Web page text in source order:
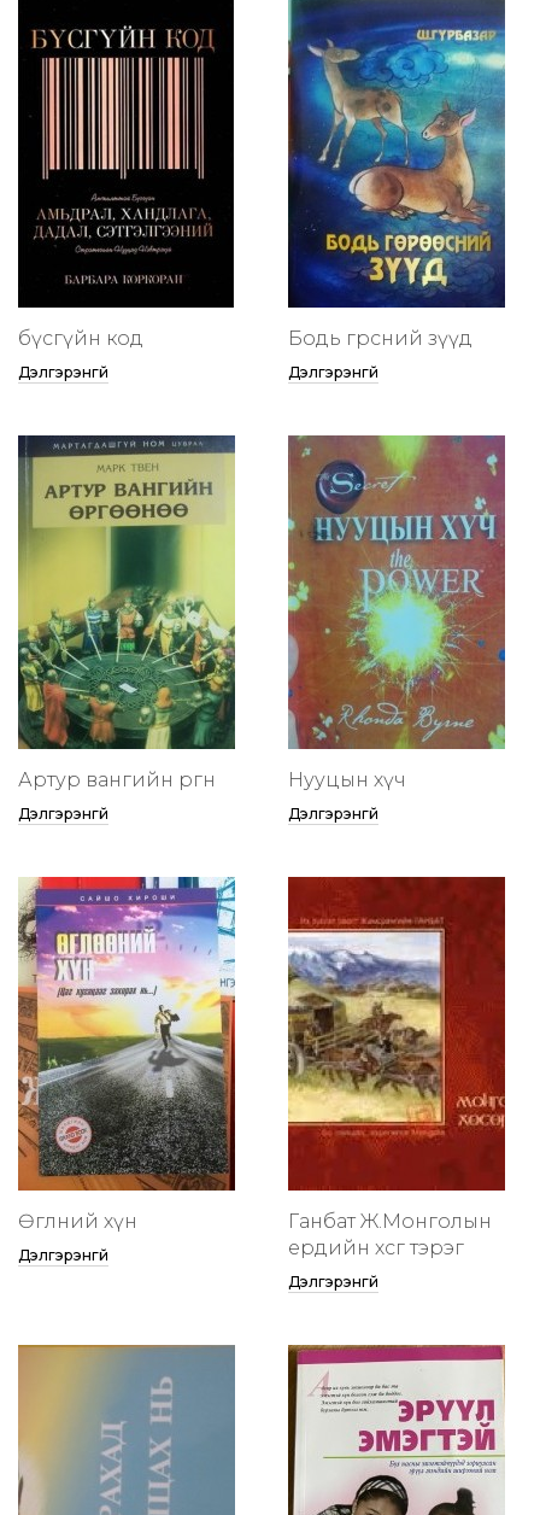
бүсгүйн код
Дэлгэрэнгүй
Бодь гөрөөсний зүүд
Дэлгэрэнгүй
Артур вангийн өргөөнөө
Дэлгэрэнгүй
Нууцын хүч
Дэлгэрэнгүй
Өглөөний хүн
Дэлгэрэнгүй
Ганбат Ж.Монголын
ердийн хөсөг тэрэг
Дэлгэрэнгүй